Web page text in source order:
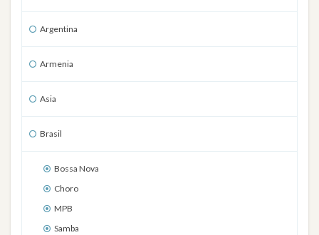
Argentina
Armenia
Asia
Brasil
Bossa Nova
Choro
MPB
Samba